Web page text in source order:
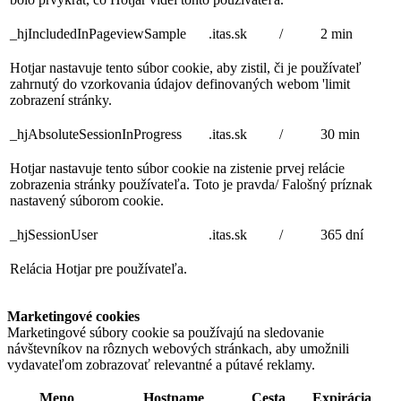
_hjIncludedInPageviewSample .itas.sk / 2 min
Hotjar nastavuje tento súbor cookie, aby zistil, či je používateľ
zahrnutý do vzorkovania údajov definovaných webom 'limit
zobrazení stránky.
_hjAbsoluteSessionInProgress .itas.sk / 30 min
Hotjar nastavuje tento súbor cookie na zistenie prvej relácie
zobrazenia stránky používateľa. Toto je pravda/ Falošný príznak
nastavený súborom cookie.
_hjSessionUser .itas.sk / 365 dní
Relácia Hotjar pre používateľa.
Marketingové cookies
Marketingové súbory cookie sa používajú na sledovanie
návštevníkov na rôznych webových stránkach, aby umožnili
vydavateľom zobrazovať relevantné a pútavé reklamy.